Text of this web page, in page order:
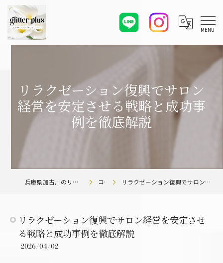
リラクゼーション復興でサロン
経営を安定させる戦略と成功事
例を徹底解説
兵庫県加古川のリラクゼーションならglitter plus コラム リラクゼーション復興でサロン経営を安定させる戦略と成功事例を徹底解説
リラクゼーション復興でサロン経営を安定させ
る戦略と成功事例を徹底解説
2026/04/02